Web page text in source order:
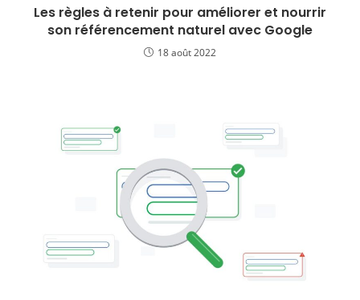
Les règles à retenir pour améliorer et nourrir
son référencement naturel avec Google
18 août 2022